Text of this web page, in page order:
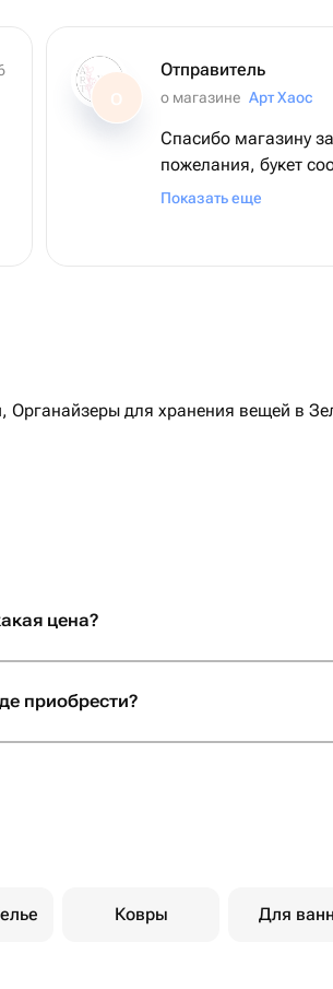
О
Отправитель
о магазине Арт Хаос
Спасибо магазину
пожелания, букет
заявленному.Буду
Показать еще
для хранения вещей в
цена?
приобрести?
Ковры Для